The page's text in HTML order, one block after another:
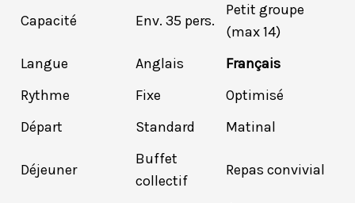
Capacité Env. 35 pers.
Petit groupe
(max 14)
Langue
Anglais Français
Rythme
Fixe Optimisé
Départ
Standard Matinal
Déjeuner
Buffet
collectif
Repas convivial